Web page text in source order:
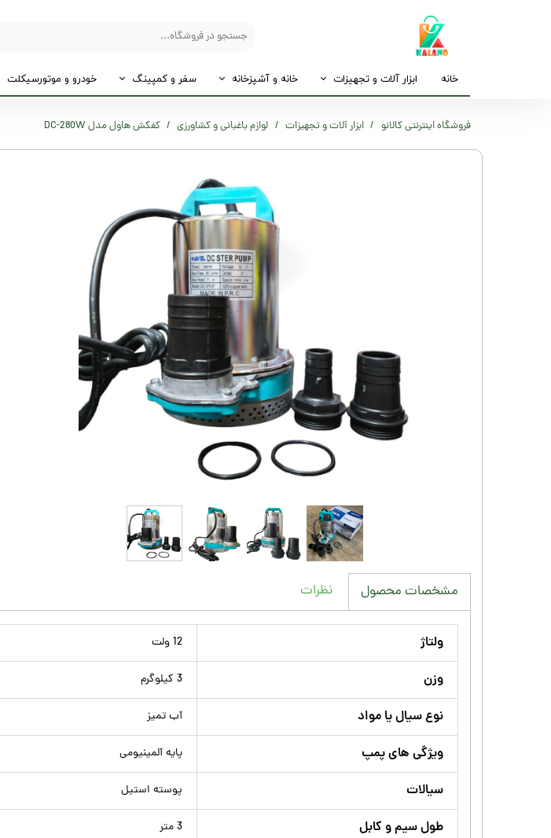
خانه ابزار آلات و تجهیزات خانه و آشپزخانه سفر و کمپینگ خودرو و موتورسیکلت
فروشگاه اینترنتی کالانو ابزار آلات و تجهیزات لوازم باغبانی و کشاورزی کفکش هاول مدل DC-280W
مشخصات محصول نظرات
ولتاژ 12 ولت
وزن 3 کیلوگرم
نوع سیال یا مواد آب تمیز
ویژگی های پمپ پایه آلمینیومی
سیالات پوسته استیل
طول سیم و کابل 3 متر